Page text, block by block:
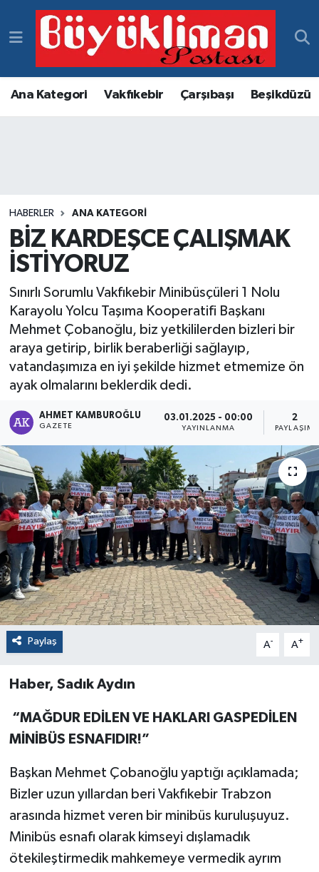
Ana Kategori Vakfıkebir Çarşıbaşı Beşikdüzü
HABERLER ANA KATEGORI
BİZ KARDEŞCE ÇALIŞMAK
İSTİYORUZ
Sınırlı Sorumlu Vakfıkebir Minibüsçüleri 1 Nolu
Karayolu Yolcu Taşıma Kooperatifi Başkanı
Mehmet Çobanoğlu, biz yetkililerden bizleri bir
araya getirip, birlik beraberliği sağlayıp,
vatandaşımıza en iyi şekilde hizmet etmemize ön
ayak olmalarını beklerdik dedi.
AHMET KAMBUROĞLU
GAZETE
03.01.2025 - 00:00
YAYINLANMA
2
PAYLAŞIM
Paylaş A- A+
Haber, Sadık Aydın
“MAĞDUR EDİLEN VE HAKLARI GASPEDİLEN
MİNİBÜS ESNAFIDIR!”
Başkan Mehmet Çobanoğlu yaptığı açıklamada;
Bizler uzun yıllardan beri Vakfıkebir Trabzon
arasında hizmet veren bir minibüs kuruluşuyuz.
Minibüs esnafı olarak kimseyi dışlamadık
ötekileştirmedik mahkemeye vermedik ayrım
Vakfıkebir Hava Durumu
Vakfıkebir Trafik Yoğunluk Haritası
Haber Arşivi